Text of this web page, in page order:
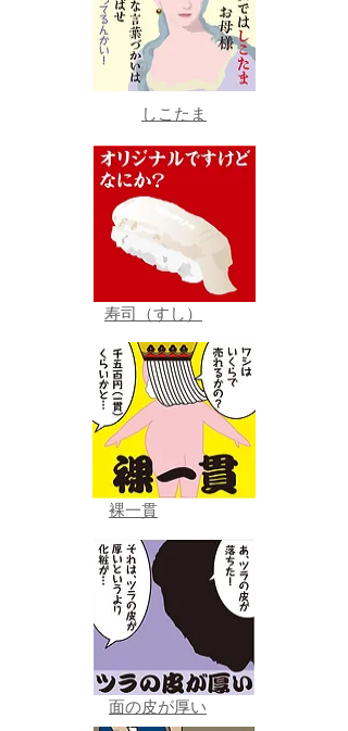
しこたま
寿司（すし）
裸一貫
面の皮が厚い